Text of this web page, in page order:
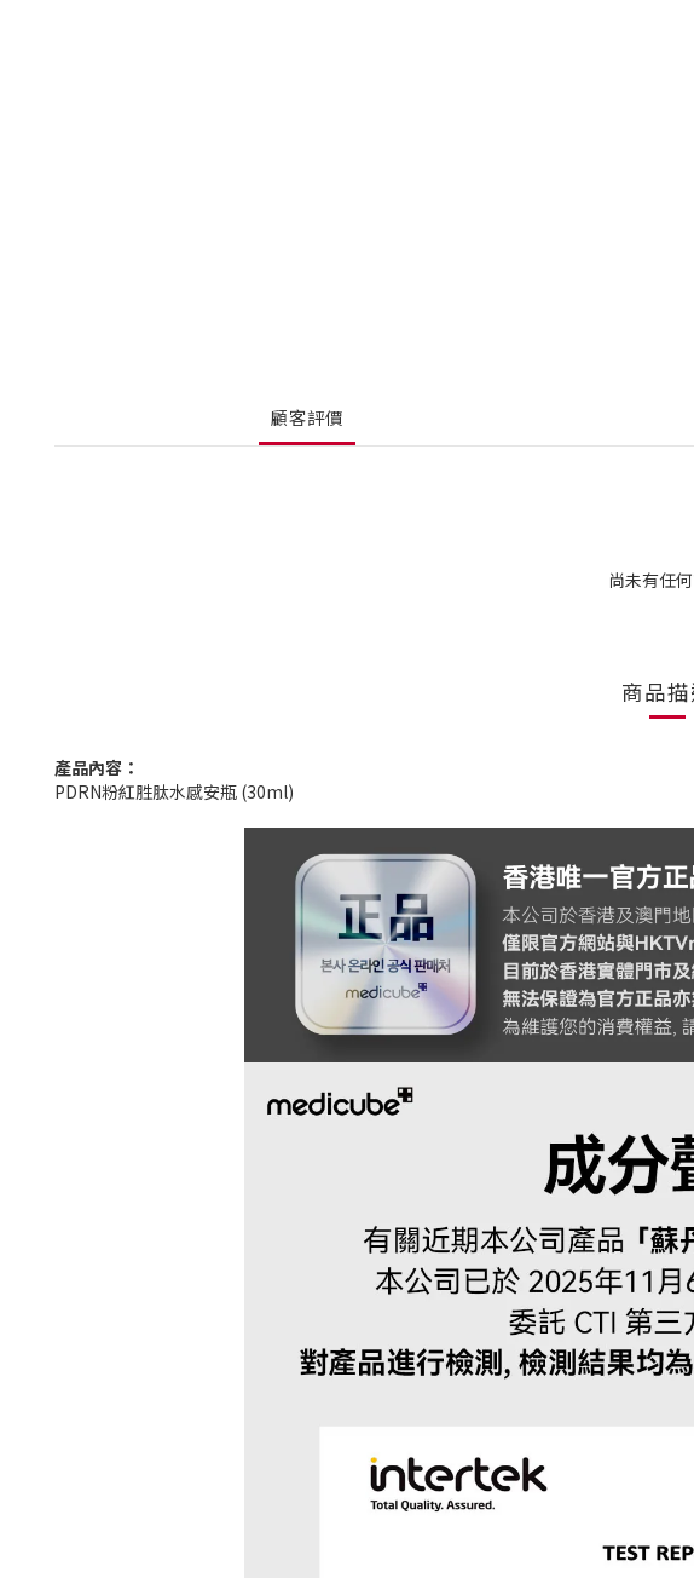
顧客評價
尚未有任
商品
產品內容：
PDRN粉紅胜肽水感安瓶 (30ml)